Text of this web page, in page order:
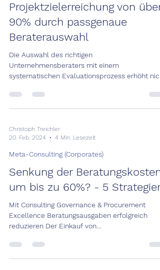
Projektzielerreichung von über
90% durch passgenaue
Beraterauswahl
Die Auswahl des richtigen
Unternehmensberaters mit einem
systematischen Evaluationsprozess erhöht
Christoph Treichler
20. Feb. 2024
4 Min. Lesezeit
Meta-Consulting (Corporates)
Senkung der Beratungskosten
um bis zu 60%? - 5 Strategien
Mit Consulting Governance & Procurement
Excellence Beratungsausgaben erfolgreich
reduzieren Der Einkauf von